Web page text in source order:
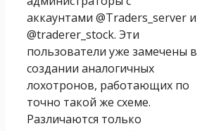
аккаунтами @Traders_server и
@traderer_stock. Эти
пользователи уже замечены в
создании аналогичных
лохотронов, работающих по
точно такой же схеме.
Различаются только